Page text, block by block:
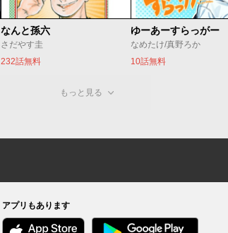
なんと孫六
さだやす圭
232話無料
ゆーあーすらっがー
なめたけ/真野ろか
10話無料
もっと見る
アプリもあります